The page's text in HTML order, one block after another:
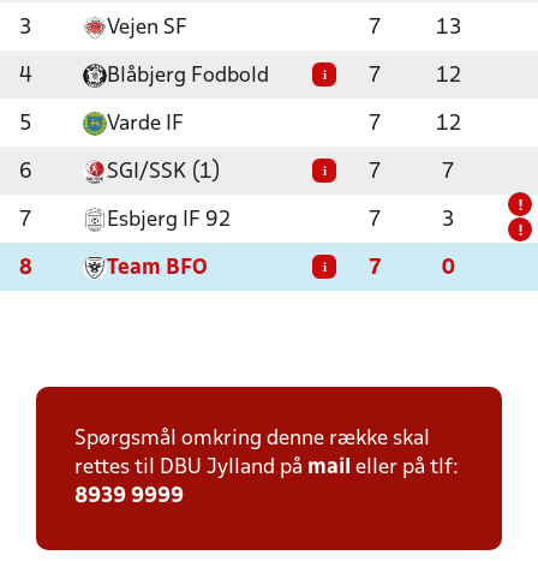
3 Vejen SF 7 13
4 Blåbjerg Fodbold i 7 12
5 Varde IF 7 12
6 SGI/SSK (1) i 7 7
7 Esbjerg IF 92 7 3
!
!
8 Team BFO i 7 0
Spørgsmål omkring denne række skal
rettes til DBU Jylland på mail eller på tlf:
8939 9999